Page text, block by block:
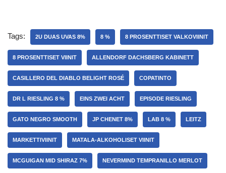
Tags: 2U DUAS UVAS 8% 8 % 8 PROSENTTISET VALKOVIINIT
8 PROSENTTISET VIINIT ALLENDORF DACHSBERG KABINETT
CASILLERO DEL DIABLO BELIGHT ROSÉ COPATINTO
DR L RIESLING 8 % EINS ZWEI ACHT EPISODE RIESLING
GATO NEGRO SMOOTH JP CHENET 8% LAB 8 % LEITZ
MARKETTIVIINIT MATALA-ALKOHOLISET VIINIT
MCGUIGAN MID SHIRAZ 7% NEVERMIND TEMPRANILLO MERLOT